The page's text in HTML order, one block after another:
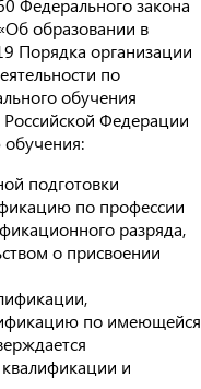
Федерального закона
образовании в
Порядка организации
по
обучения
Федерации
подготовки
по профессии
разряда,
о присвоении
по имеющейся
и